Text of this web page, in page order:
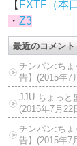
【 FXTF（本
・ Z3
最近のコメント
チンパン:ち
告】(2015年7
JJU:ちょっと
(2015年7月22
チンパン:ち
告】(2015年7